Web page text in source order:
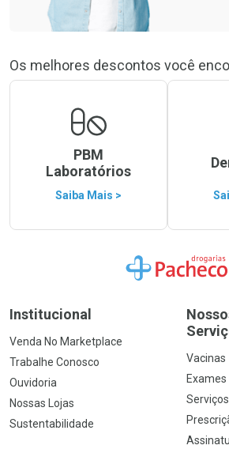
Os melhores descontos você
PBM
Laboratórios
Saiba Mais >
Ir para a Home
Institucional
Venda No Marketplace
Trabalhe Conosco
Ouvidoria
Nossas Lojas
Sustentabilidade
Vacinas